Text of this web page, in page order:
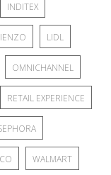
INDITEX
LIDL
OMNICHANNEL
RETAIL EXPERIENCE
WALMART